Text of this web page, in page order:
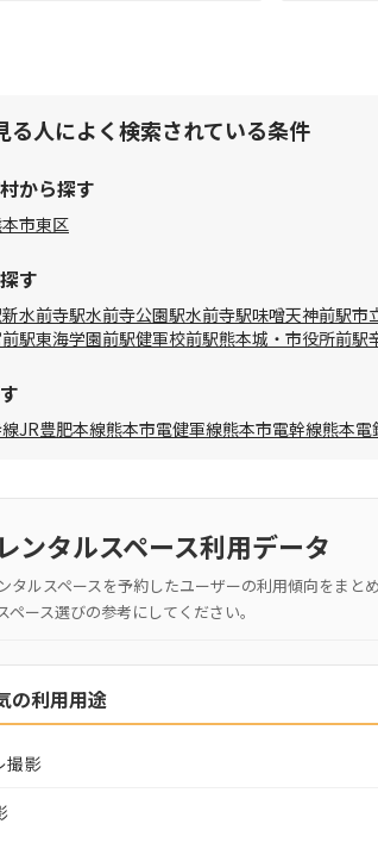
る人によく検索されている条件
から探す
市東区
す
新水前寺駅水前寺公園駅水前寺駅味噌天神前駅市
駅東海学園前駅健軍校前駅熊本城・市役所前駅
JR豊肥本線熊本市電健軍線熊本市電幹線熊本電
ンタルスペース利用データ
タルスペースを予約したユーザーの利用傾向をま
ペース選びの参考にしてください。
の利用用途
撮影